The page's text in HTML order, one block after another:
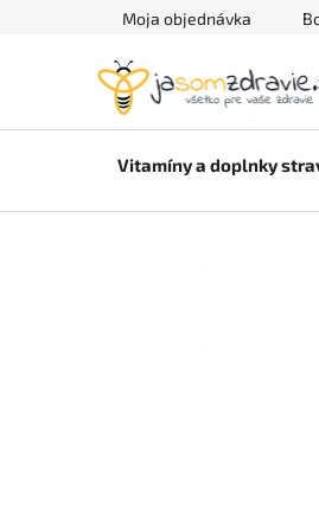
Moja objednávka
Vitamíny a doplnky